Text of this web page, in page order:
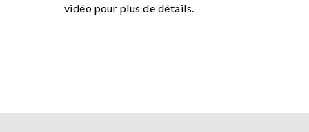
vidéo pour plus de détails.